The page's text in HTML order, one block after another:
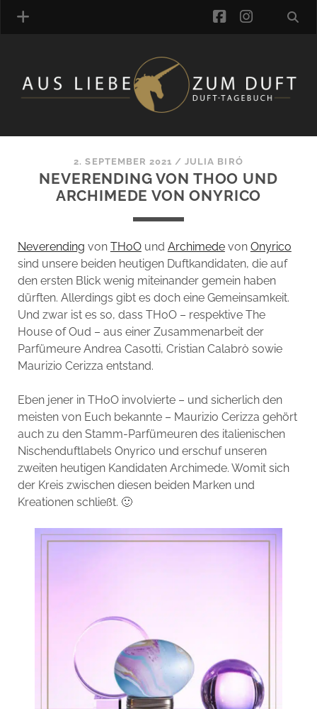
MANUFAKTUREN
DUFTNOTEN
KOMMENTARE
LINK-SAMMLUNG
ARTIKEL-ARCHIV
ONLINE-SHOP
DAS ALZD-TEAM
facebook
2. SEPTEMBER 2021 /JULIA BIRÓ
NEVERENDING VON THOO UND
ARCHIMEDE VON ONYRICO
Neverending von THoOund Archimedevon Onyrico
sind unsere beiden heutigen Duftkandidaten, die auf
den ersten Blick wenig miteinander gemein haben
dürften. Allerdings gibt es doch eine Gemeinsamkeit.
Und zwar ist es so, dass THoO – respektive The
House of Oud – aus einer Zusammenarbeit der
Parfümeure Andrea Casotti, Cristian Calabrò sowie
Maurizio Cerizza entstand.
Eben jener in THoO involvierte – und sicherlich den
meisten von Euch bekannte – Maurizio Cerizza gehört
auch zu den Stamm-Parfümeuren des italienischen
Nischenduftlabels Onyrico und erschuf unseren
zweiten heutigen Kandidaten Archimede. Womit sich
der Kreis zwischen diesen beiden Marken und
Kreationen schließt. 🙂